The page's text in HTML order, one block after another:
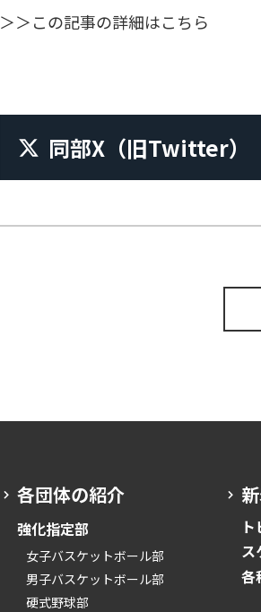
＞＞この記事の詳細はこちら
同部X（旧Twitter）
各団体の紹介
強化指定部
女子バスケットボール部
男子バスケットボール部
硬式野球部
ス
各